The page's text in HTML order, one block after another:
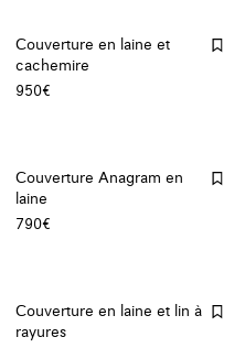
Couverture en laine et
cachemire
950€
Couverture Anagram en
laine
790€
Couverture en laine et lin à
rayures